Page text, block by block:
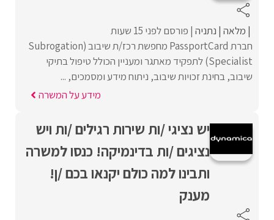
מלאה נתניה פורסם לפני 15 שעות
חברת PassportCard מחפשת רכז/ת שיבוב (Subrogation
Specialist) לתפקיד מאתגר ומעניין הכולל טיפול בתיקי
שיבוב, בחינת זכויות שיבוב, ניתוח מידע ומסמכים, ...
מידע על המשרה
יש נציגי /ות שירות רגילים /ות ויש
נציגים /ות בדינמיקה! כנסו למשרה
ותבינו למה כולם יקנאו בכם /ן!
מענק